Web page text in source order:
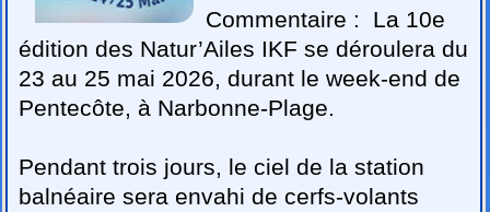
Commentaire :
La 10e
édition des Natur’Ailes IKF se déroulera du
23 au 25 mai 2026, durant le week-end de
Pentecôte, à Narbonne-Plage.
Pendant trois jours, le ciel de la station
balnéaire sera envahi de cerfs-volants